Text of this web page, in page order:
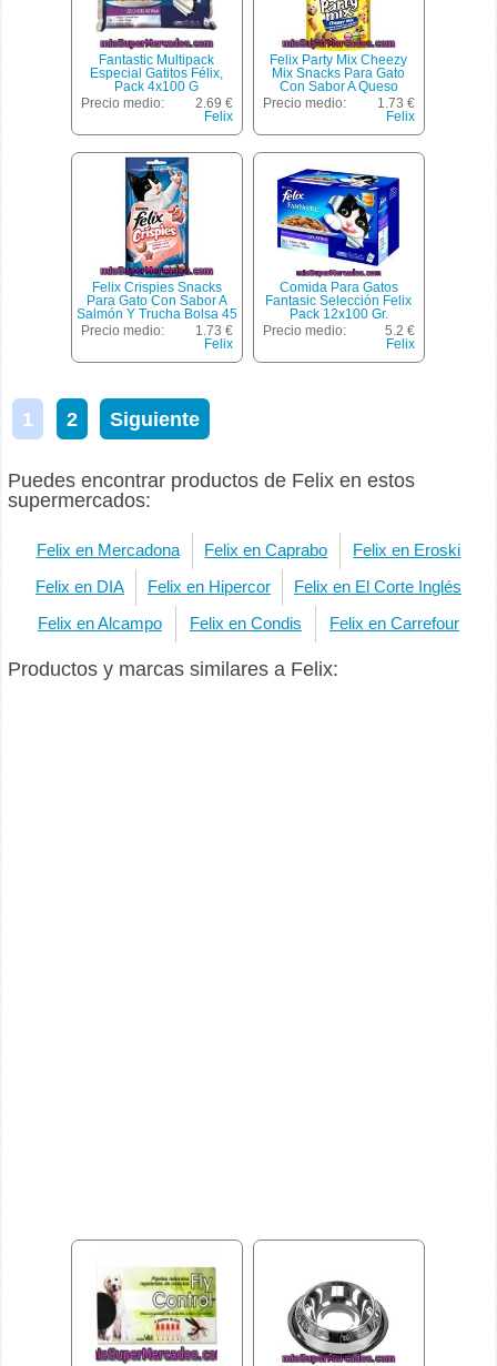
Fantastic Multipack
Especial Gatitos Félix,
Pack 4x100 G
Precio medio:
2.69 €
Felix
Felix Party Mix Cheezy
Mix Snacks Para Gato
Con Sabor A Queso
Cheddar, Gouda Y Edam
Precio medio:
1.73 €
Felix
Felix Crispies Snacks
Para Gato Con Sabor A
Salmón Y Trucha Bolsa 45
G
Precio medio:
1.73 €
Felix
Comida Para Gatos
Fantasic Selección Felix
Pack 12x100 Gr.
Precio medio:
5.2 €
Felix
1 2 Siguiente
Puedes encontrar productos de Felix en estos
supermercados:
Felix en Mercadona Felix en Caprabo Felix en Eroski
Felix en DIA Felix en Hipercor Felix en El Corte Inglés
Felix en Alcampo Felix en Condis Felix en Carrefour
Productos y marcas similares a Felix: